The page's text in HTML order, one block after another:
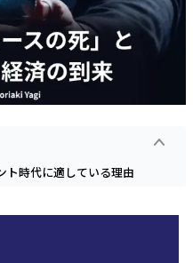
ト時代に適している理由